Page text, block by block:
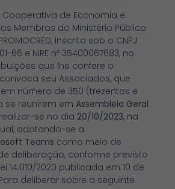
Cooperativa de Economia e
Membros do Ministério Público
inscrita sob o CNPJ
66 e NIRE nº 35400067683, no
que lhe confere o
seu Associados, que
número de 350 (trezentos e
se reunirem emAssembleia Geral
se no dia 20/10/2023, na
adotando-se a
Teams como meio de
deliberação, conforme previsto
14.010/2020 publicada em 10 de
deliberar sobre a seguinte